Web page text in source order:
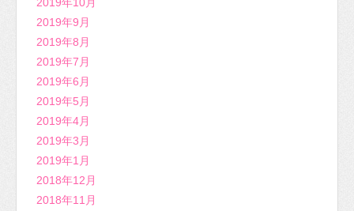
2019年9月
2019年8月
2019年7月
2019年6月
2019年5月
2019年4月
2019年3月
2019年1月
2018年12月
2018年11月